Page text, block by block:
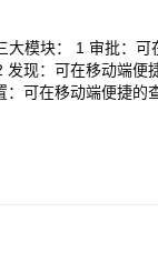
模块： 1 审批：
现：可在移动端便
可在移动端便捷的